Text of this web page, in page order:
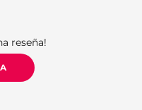
reseña!